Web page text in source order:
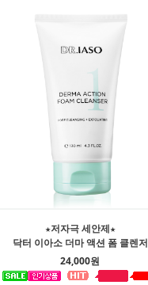
★저자극 세안제★
닥터 이아소 더마 액션 폼 클렌저
24,000원